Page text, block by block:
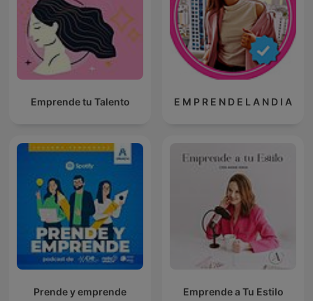
Emprende tu Talento E M P R E N D E L A N D I A
Prende y emprende Emprende a Tu Estilo